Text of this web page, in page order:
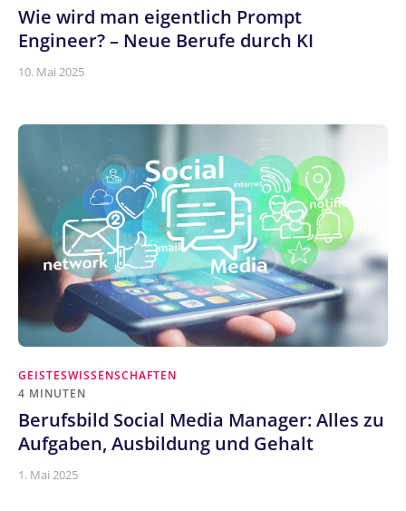
Wie wird man eigentlich Prompt
Engineer? – Neue Berufe durch KI
10. Mai 2025
GEISTESWISSENSCHAFTEN
4 MINUTEN
Berufsbild Social Media Manager: Alles zu
Aufgaben, Ausbildung und Gehalt
1. Mai 2025